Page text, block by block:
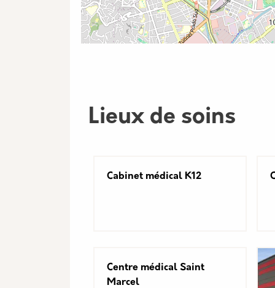
Lieux de soins
Cabinet médical K12
Centre médical Saint
Marcel